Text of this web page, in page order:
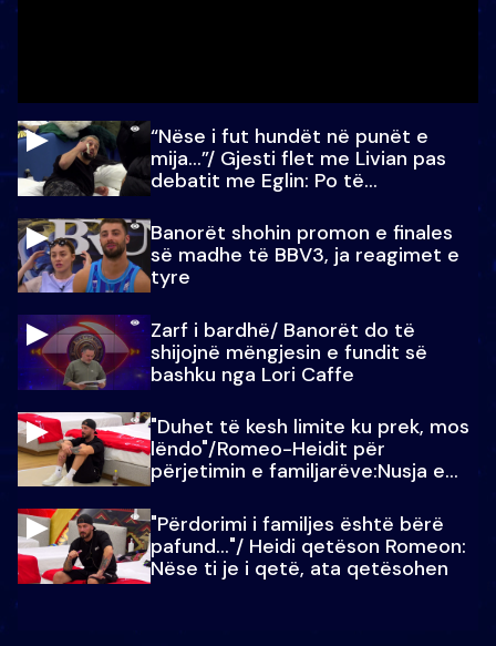
“Nëse i fut hundët në punët e
mija…”/ Gjesti flet me Livian pas
debatit me Eglin: Po të
Banorët shohin promon e finales
së madhe të BBV3, ja reagimet e
tyre
Zarf i bardhë/ Banorët do të
shijojnë mëngjesin e fundit së
bashku nga Lori Caffe
"Duhet të kesh limite ku prek, mos
lëndo"/Romeo-Heidit për
përjetimin e familjarëve:Nusja e
"Përdorimi i familjes është bërë
pafund…"/ Heidi qetëson Romeon:
Nëse ti je i qetë, ata qetësohen